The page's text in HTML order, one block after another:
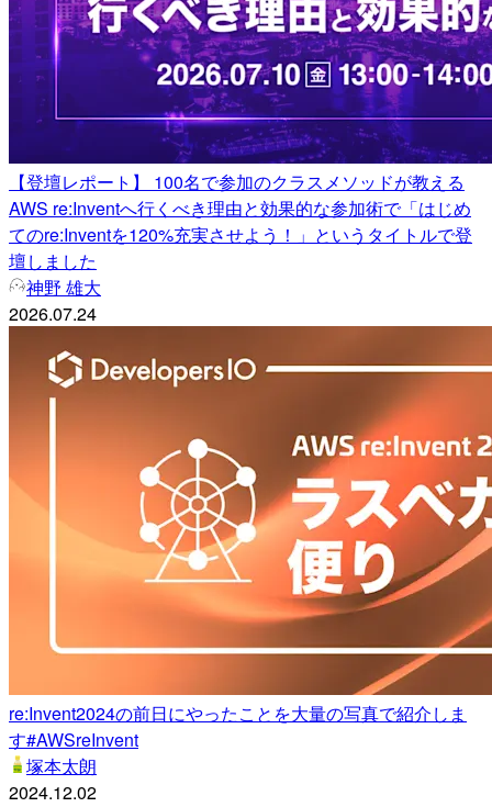
【登壇レポート】 100名で参加のクラスメソッドが教える
AWS re:Inventへ行くべき理由と効果的な参加術で「はじめ
てのre:Inventを120%充実させよう！」というタイトルで登
壇しました
神野 雄大
2026.07.24
re:Invent2024の前日にやったことを大量の写真で紹介しま
す#AWSreInvent
塚本太朗
2024.12.02